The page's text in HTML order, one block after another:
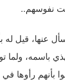
نفوسهم..
قيل له
باسمه، ولما
بأنهم رأوها